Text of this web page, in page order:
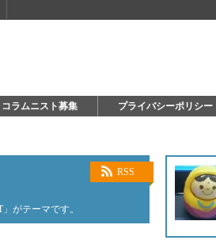
コラムニスト募集 プライバシーポリシー
RSS
がテーマです。